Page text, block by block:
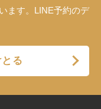
ます。LINE予約のデ
る